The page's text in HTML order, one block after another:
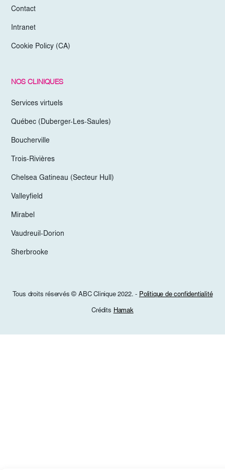
Contact
Intranet
Cookie Policy (CA)
NOS CLINIQUES
Services virtuels
Québec (Duberger-Les-Saules)
Boucherville
Trois-Rivières
Chelsea Gatineau (Secteur Hull)
Valleyfield
Mirabel
Vaudreuil-Dorion
Sherbrooke
Tous droits réservés © ABC Clinique 2022. - Politique de confidentialité
Crédits Hamak